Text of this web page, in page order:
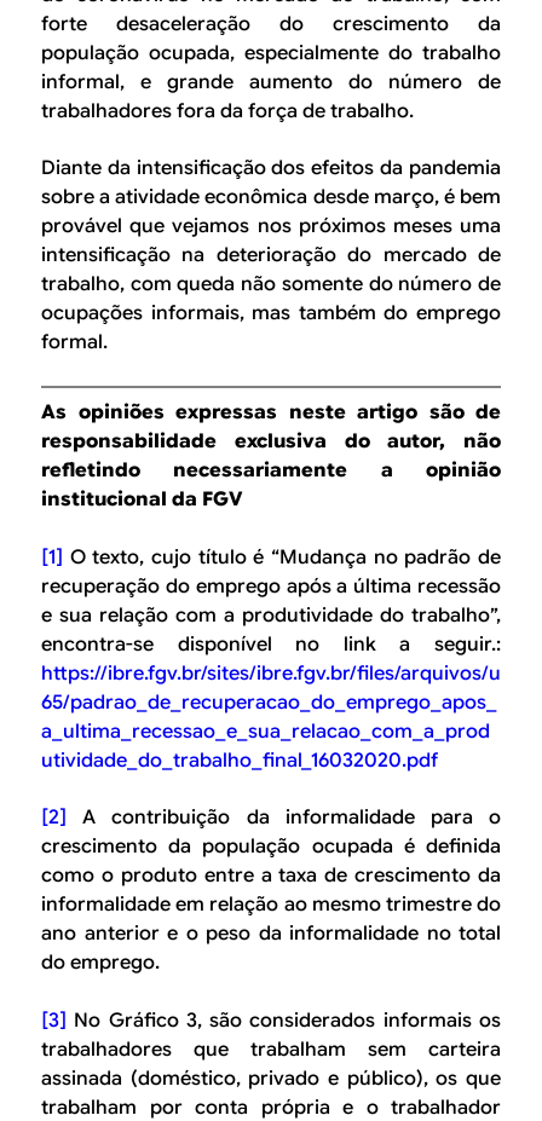
forte desaceleração do crescimento da
população ocupada, especialmente do trabalho
informal, e grande aumento do número de
trabalhadores fora da força de trabalho.
Diante da intensificação dos efeitos da pandemia
sobre a atividade econômica desde março, é bem
provável que vejamos nos próximos meses uma
intensificação na deterioração do mercado de
trabalho, com queda não somente do número de
ocupações informais, mas também do emprego
formal.
As opiniões expressas neste artigo são de
responsabilidade exclusiva do autor, não
refletindo necessariamente a opinião
institucional da FGV
[1] O texto, cujo título é “Mudança no padrão de
recuperação do emprego após a última recessão
e sua relação com a produtividade do trabalho”,
encontra-se disponível no link a seguir.:
https://ibre.fgv.br/sites/ibre.fgv.br/files/arquivos/u
65/padrao_de_recuperacao_do_emprego_apos_
a_ultima_recessao_e_sua_relacao_com_a_prod
utividade_do_trabalho_final_16032020.pdf
[2] A contribuição da informalidade para o
crescimento da população ocupada é definida
como o produto entre a taxa de crescimento da
informalidade em relação ao mesmo trimestre do
ano anterior e o peso da informalidade no total
do emprego.
[3] No Gráfico 3, são considerados informais os
trabalhadores que trabalham sem carteira
assinada (doméstico, privado e público), os que
trabalham por conta própria e o trabalhador